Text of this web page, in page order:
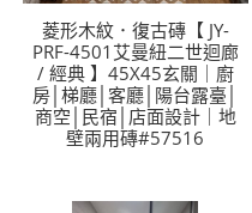
菱形木紋．復古磚【 JY-
PRF-4501艾曼紐二世迴廊
/ 經典 】45X45玄關｜廚
房│梯廳│客廳│陽台露臺│
商空│民宿│店面設計｜地
壁兩用磚#57516